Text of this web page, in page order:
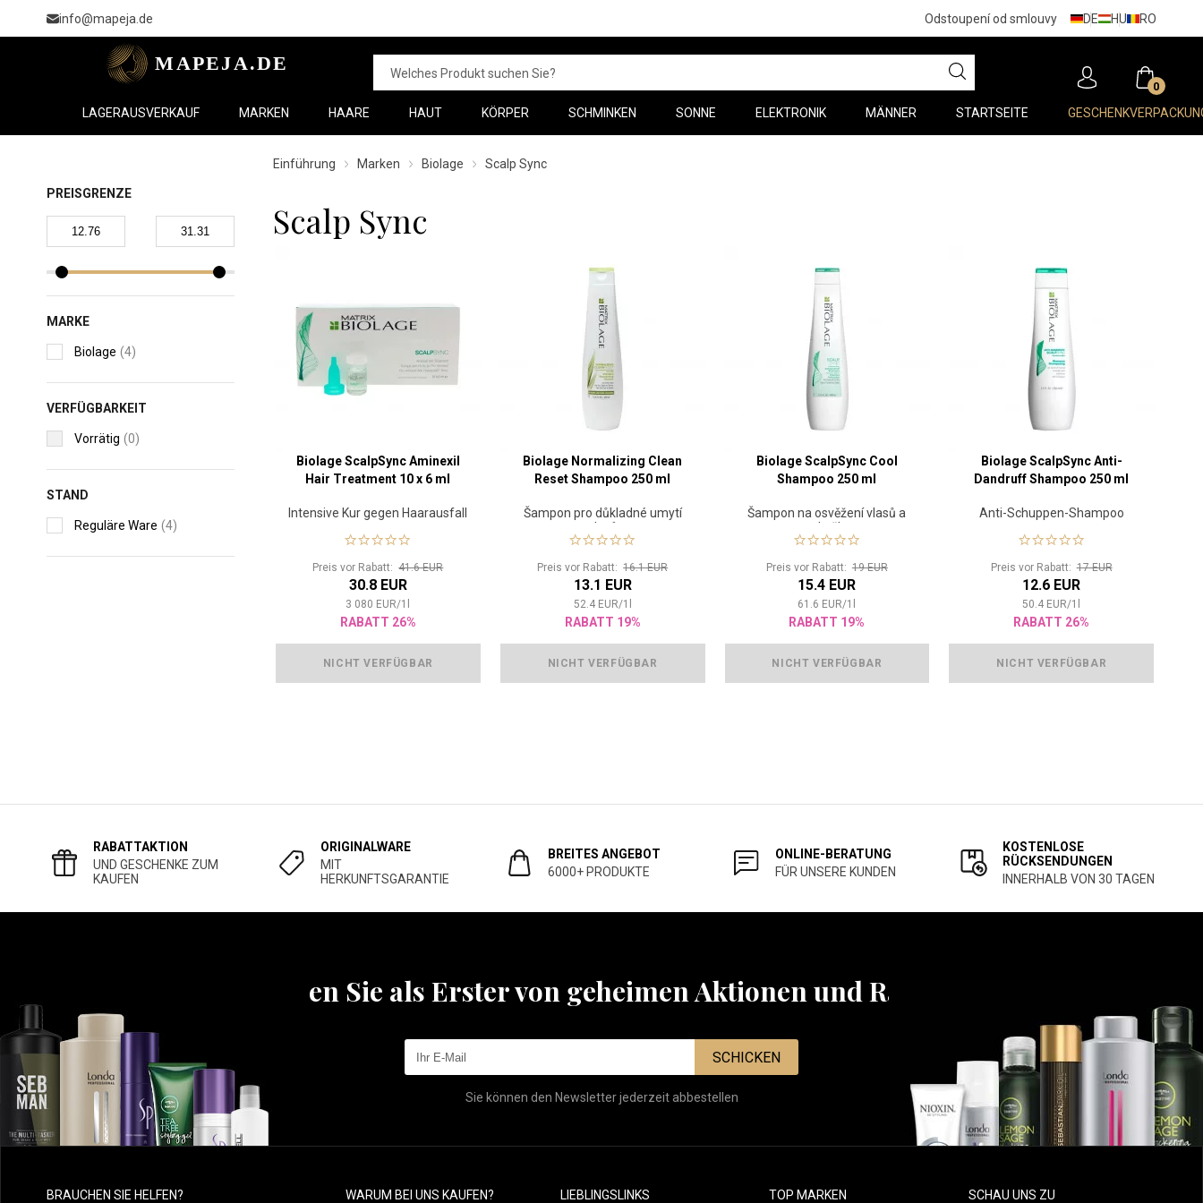
info@mapeja.de Odstoupení od smlouvy DE HU RO
0
LAGERAUSVERKAUF MARKEN HAARE HAUT KÖRPER SCHMINKEN SONNE ELEKTRONIK MÄNNER STARTSEITE
PREISGRENZE
MARKE
Biolage (4)
VERFÜGBARKEIT
Vorrätig (0)
STAND
Reguläre Ware (4)
Einführung Marken Biolage Scalp Sync
Scalp Sync
Biolage ScalpSync Aminexil
Hair Treatment 10 x 6 ml
Intensive Kur gegen Haarausfall
Preis vor Rabatt:41.6 EUR
30.8 EUR
3 080 EUR/1
RABATT 26%
NICHT VERFÜGBAR
Biolage Normalizing Clean
Reset Shampoo 250 ml
Šampon pro důkladné umytí
vlasů
Preis vor Rabatt:16.1 EUR
13.1 EUR
52.4 EUR/1
RABATT 19%
NICHT VERFÜGBAR
Biolage ScalpSync Cool
Shampoo 250 ml
Šampon na osvěžení vlasů a
pokožky
Preis vor Rabatt: 19 EUR
15.4 EUR
61.6 EUR/1
RABATT 19%
NICHT VERFÜGBAR
Biolage ScalpSync Anti-
Dandruff Shampoo 250 ml
Anti-Schuppen-Shampoo
Preis vor Rabatt:17 EUR
12.6 EUR
50.4 EUR/1
RABATT 26%
NICHT VERFÜGBAR
RABATTAKTION
UND GESCHENKE ZUM
KAUFEN
ORIGINALWARE
MIT
HERKUNFTSGARANTIE
BREITES ANGEBOT
6000+ PRODUKTE
ONLINE-BERATUNG
FÜR UNSERE KUNDEN
KOSTENLOSE
RÜCKSENDUNGEN
INNERHALB VON 30 TAGEN
Erfahren Sie als Erster von geheimen Aktionen und Rabatten
SCHICKEN
Sie können den Newsletter jederzeit abbestellen
BRAUCHEN SIE HELFEN? WARUM BEI UNS KAUFEN? LIEBLINGSLINKS TOP MARKEN SCHAU UNS ZU